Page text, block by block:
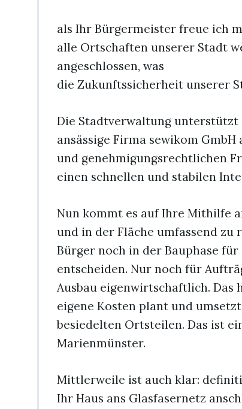
als Ihr Bürgermeister freue ich
alle Ortschaften unserer Stadt
angeschlossen, was
die Zukunftssicherheit unserer
Die Stadtverwaltung unterstützt
ansässige Firma sewikom
und genehmigungsrechtlichen
einen schnellen und stabilen
Nun kommt es auf Ihre Mithilfe
und in der Fläche umfassend
Bürger noch in der Bauphase
entscheiden. Nur noch für
Ausbau eigenwirtschaftlich.
eigene Kosten plant und
besiedelten Ortsteilen. Das ist
Marienmünster.
Mittlerweile ist auch klar:
Ihr Haus ans Glasfasernetz